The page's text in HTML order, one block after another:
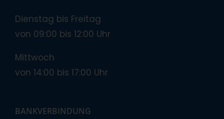
Dienstag bis Freitag
von 09:00 bis 12:00 Uhr
Mittwoch
von 14:00 bis 17:00 Uhr
BANKVERBINDUNG